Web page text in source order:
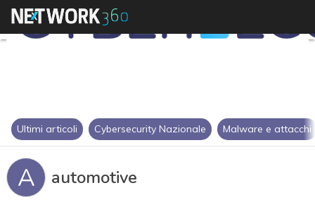
Ultimi articoli Cybersecurity Nazionale Malware e attacchi
A automotive